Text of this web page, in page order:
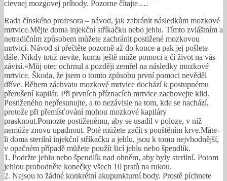
cievnej mozgovej príhody. Pozorne čítajte….
Rada čínského profesora – návod, jak zabránit následkům mozkové
mrtvice.Mějte doma injekční stříkačku nebo jehlu. Tímto zvláštním a
netradičním způsobem můžete zachránit postižené mozkovou
mrtvicí. Návod si přečtěte pozorně až do konce a pak jej pošlete
dále. Nikdy totiž nevíte, komu ještě může pomoci a čí život na vás
závisí.«Můj otec ochrnul a později zemřel na následky mozkové
mrtvice. Škoda, že jsem o tomto způsobu první pomoci nevěděl
dříve. Během záchvatu mozkové mrtvice dochází k postupnému
přerušení kapilár. Při prvních příznacích mrtvice zachovejte klid.
Postiženého nepřesunujte, a to nezávisle na tom, kde se nachází,
protože při přemísťování mohou mozkové kapiláry
prasknout.Pomozte postiženému, aby se usadil v poloze, v níž
nemůže znovu upadnout. Poté můžete začít s pouštěním krve.Máte-
li doma sterilní injekční stříkačku a jehlu, jsou k tomu nejvhodnější,
v opačném případě můžete použít šicí jehlu nebo špendlík.
1. Podržte jehlu nebo špendlík nad ohněm, aby byly sterilní. Potom
jehlou probodněte konečky všech 10 prstů na rukou.
2. Nejsou to žádné konkrétní akupunkturní body. Prostě píchnete